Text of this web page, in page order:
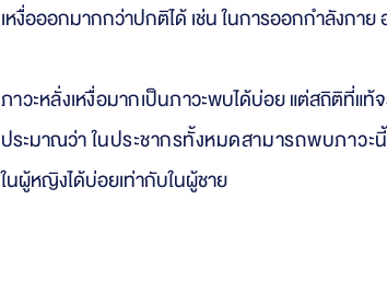
เหงื่อออกมากกว่าปกติได้ เช่น ในการออกกำลังกา
ภาวะหลั่งเหงื่อมากเป็นภาวะพบได้บ่อย แต่สถิติที่แท้
ประมาณว่าในประชากรทั้งหมดสามารถพบภาวะ
ในผู้หญิงได้บ่อยเท่ากับในผู้ชาย